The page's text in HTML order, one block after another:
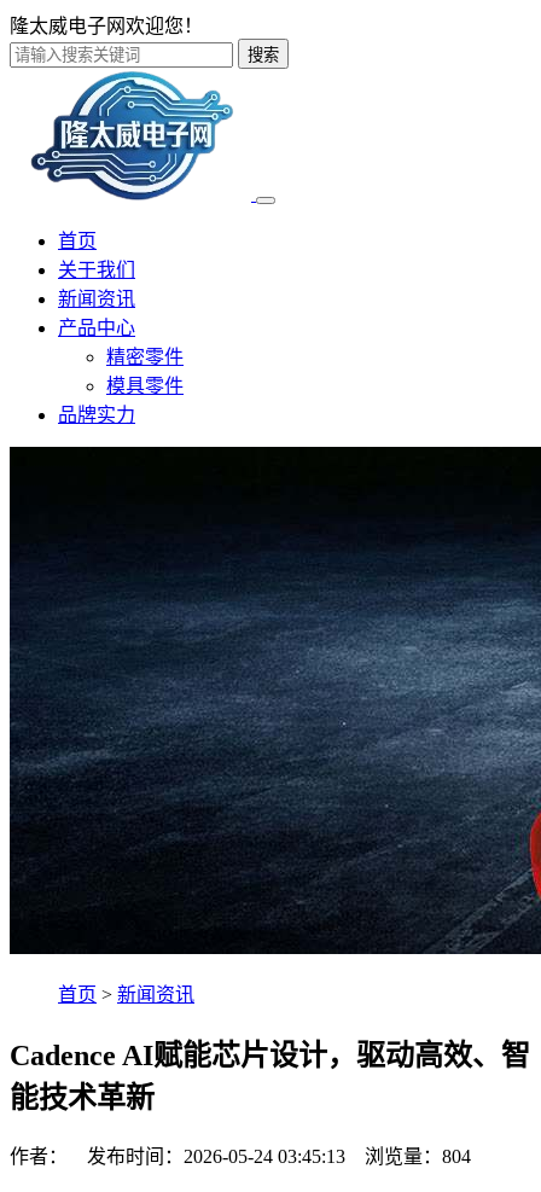
隆太威电子网欢迎您！
搜索
首页
关于我们
新闻资讯
产品中心
精密零件
模具零件
品牌实力
首页 > 新闻资讯
Cadence AI赋能芯片设计，驱动高效、智
能技术革新
作者： 发布时间：2026-05-24 03:45:13 浏览量： 804